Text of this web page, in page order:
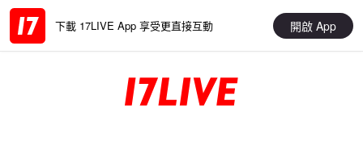
下載 17LIVE App 享受更直接互動 開啟 App